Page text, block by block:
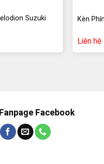
Suzuki
Kèn
Liên hệ
Fanpage Facebook